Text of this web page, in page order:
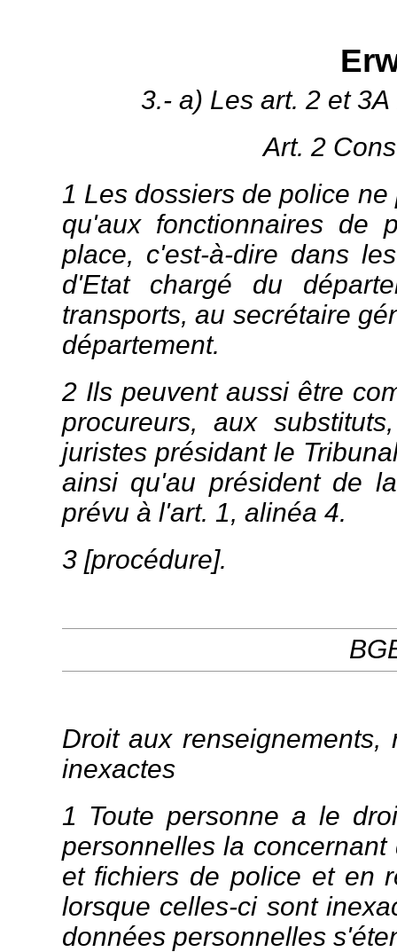
3.- a) Les art. 2 et
Art. 2
1 Les dossiers de police
qu'aux fonctionnaires de
place, c'est-à-dire dans
d'Etat chargé du
transports, au secrétaire
département.
2 Ils peuvent aussi être
procureurs, aux
juristes présidant le
ainsi qu'au président de
prévu à l'art. 1, alinéa 4.
3 [procédure].
Droit aux
inexactes
1 Toute personne a le
personnelles la
et fichiers de police et en
lorsque celles-ci sont
données personnelles